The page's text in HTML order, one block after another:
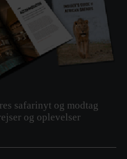
safarinyt og modtag
og oplevelser